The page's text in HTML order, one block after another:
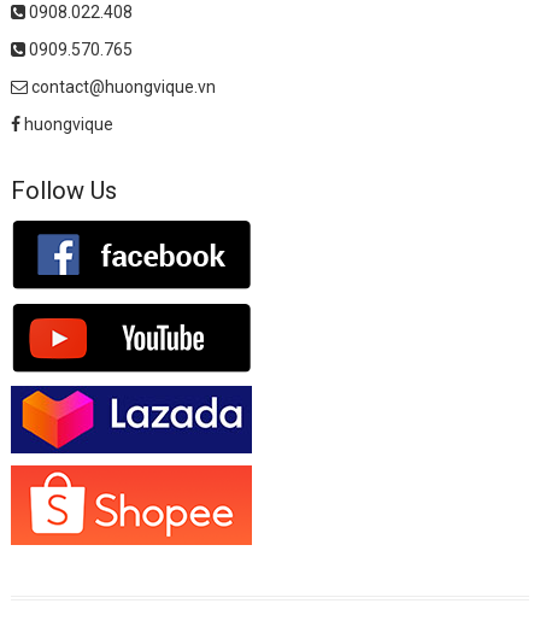
0908.022.408
0909.570.765
contact@huongvique.vn
huongvique
Follow Us